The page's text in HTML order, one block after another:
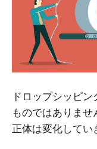
ドロップシッピ
ものではありま
正体は変化してい